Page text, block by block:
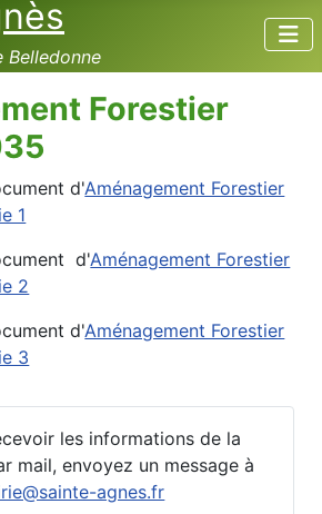
Belledonne
Forestier
d'Aménagement Forestier
1
d'Aménagement Forestier
2
d'Aménagement Forestier
3
les informations de la
mail, envoyez un message à
agnes.fr